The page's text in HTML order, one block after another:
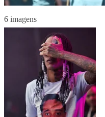
6 imagens